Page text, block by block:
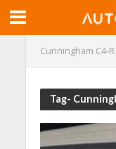
Cunningham C4-R
Tag-